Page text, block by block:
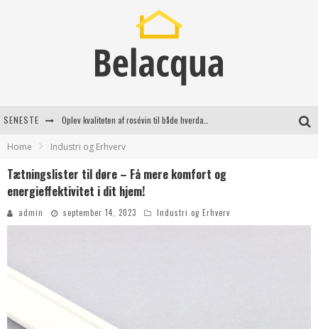
SENESTE
Find de bedste dame Vandresko til dit næste eventyr
Home Industri og Erhverv
Tætningslister til døre – Få mere komfort og
energieffektivitet i dit hjem!
admin september 14, 2023 Industri og Erhverv